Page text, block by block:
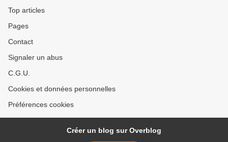
Top articles
Pages
Contact
Signaler un abus
C.G.U.
Cookies et données personnelles
Préférences cookies
Créer un blog sur Overblog